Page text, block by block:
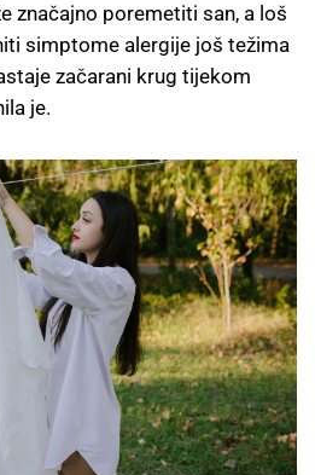
značajno poremetiti san, a loš
simptome alergije još težima
začarani krug tijekom
je.